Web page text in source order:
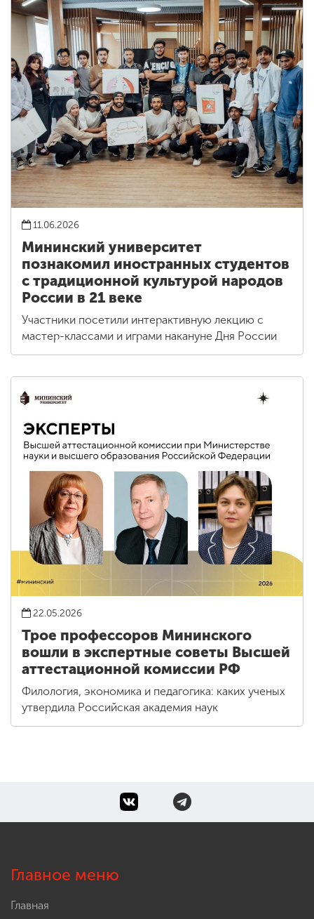
11.06.2026
Мининский университет
познакомил иностранных студентов
с традиционной культурой народов
России в 21 веке
Участники посетили интерактивную лекцию с
мастер-классами и играми накануне Дня России
22.05.2026
Трое профессоров Мининского
вошли в экспертные советы Высшей
аттестационной комиссии РФ
Филология, экономика и педагогика: каких ученых
утвердила Российская академия наук
Главное меню
Главная